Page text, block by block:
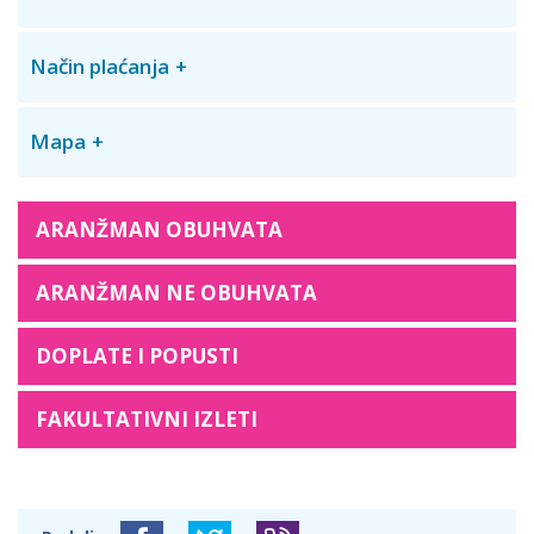
Način plaćanja
Mapa
ARANŽMAN OBUHVATA
ARANŽMAN NE OBUHVATA
DOPLATE I POPUSTI
FAKULTATIVNI IZLETI